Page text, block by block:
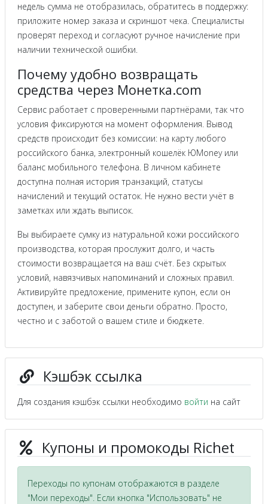
недель сумма не отобразилась, обратитесь в поддержку:
приложите номер заказа и скриншот чека. Специалисты
проверят переход и согласуют ручное начисление при
наличии технической ошибки.
Почему удобно возвращать
средства через Монетка.com
Сервис работает с проверенными партнёрами, так что
условия фиксируются на момент оформления. Вывод
средств происходит без комиссии: на карту любого
российского банка, электронный кошелёк ЮMoney или
баланс мобильного телефона. В личном кабинете
доступна полная история транзакций, статусы
начислений и текущий остаток. Не нужно вести учёт в
заметках или ждать выписок.
Вы выбираете сумку из натуральной кожи российского
производства, которая прослужит долго, и часть
стоимости возвращается на ваш счёт. Без скрытых
условий, навязчивых напоминаний и сложных правил.
Активируйте предложение, примените купон, если он
доступен, и заберите свои деньги обратно. Просто,
честно и с заботой о вашем стиле и бюджете.
Кэшбэк ссылка
Для создания кэшбэк ссылки необходимо войти на сайт
Купоны и промокоды Richet
Переходы по купонам отображаются в разделе
"Мои переходы". Если кнопка "Использовать" не